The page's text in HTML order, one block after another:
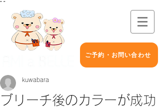
" "
ご予約・お問い合わせ
ブリーチ後のカラーが成功
kuwabara